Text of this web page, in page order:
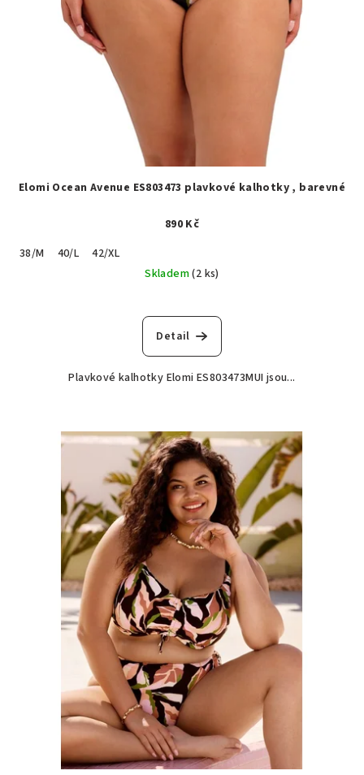
Elomi Ocean Avenue ES803473 plavkové kalhotky , barevné
890 Kč
38/M
40/L
42/XL
Skladem(2 ks)
Detail
Plavkové kalhotky Elomi ES803473MUI jsou...